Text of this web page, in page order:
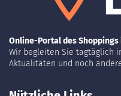
Online-Portal des Shoppings
Wir begleiten Sie tagtäglich
Aktualitäten und noch